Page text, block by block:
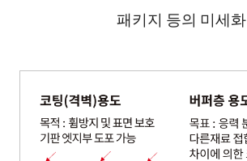
패키지 등의 미세화